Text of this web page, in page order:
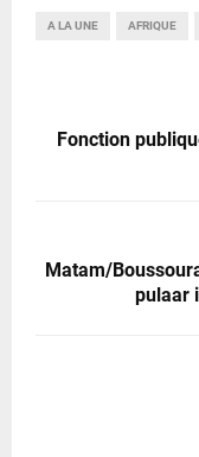
A LA UNE AFRIQUE
Fonction
Matam/
pulaar